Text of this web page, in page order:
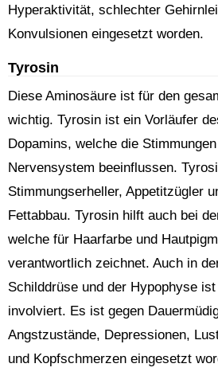
Hyperaktivität, schlechter
Konvulsionen eingesetzt worden.
Tyrosin
Diese Aminosäure ist für den
wichtig. Tyrosin ist ein Vorläufer
Dopamins, welche die
Nervensystem beeinflussen.
Stimmungserheller, Appetitzügler
Fettabbau. Tyrosin hilft auch bei
welche für Haarfarbe und
verantwortlich zeichnet. Auch in
Schilddrüse und der Hypophyse
involviert. Es ist gegen
Angstzustände, Depressionen,
und Kopfschmerzen eingesetzt